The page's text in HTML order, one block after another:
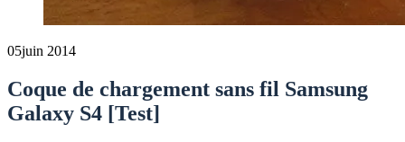
05juin 2014
Coque de chargement sans fil Samsung
Galaxy S4 [Test]